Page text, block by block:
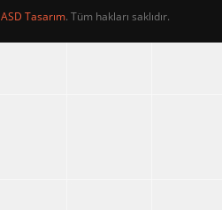
ASD Tasarım. Tüm hakları saklıdır.